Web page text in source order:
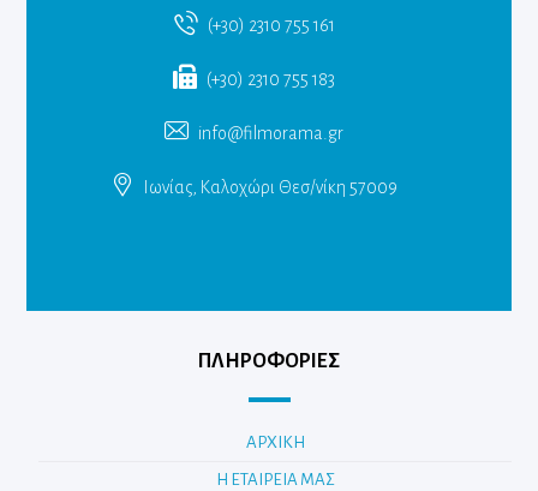
(+30) 2310 755 161
(+30) 2310 755 183
info@filmorama.gr
Ιωνίας, Καλοχώρι Θεσ/νίκη 57009
ΠΛΗΡΟΦΟΡΙΕΣ
ΑΡΧΙΚΗ
Η ΕΤΑΙΡΕΙΑ ΜΑΣ